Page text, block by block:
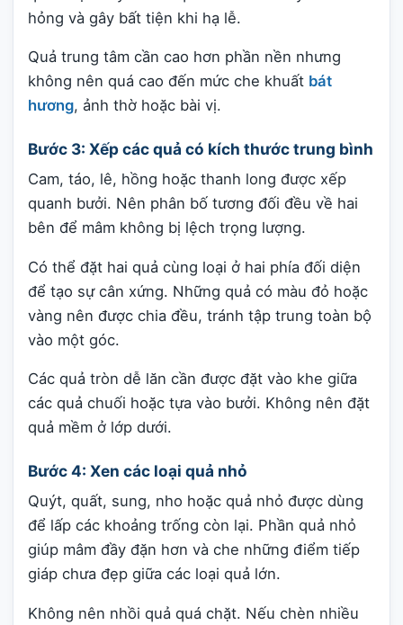
hỏng và gây bất tiện khi hạ lễ.
Quả trung tâm cần cao hơn phần nền nhưng
không nên quá cao đến mức che khuất bát
hương, ảnh thờ hoặc bài vị.
Bước 3: Xếp các quả có kích thước trung bình
Cam, táo, lê, hồng hoặc thanh long được xếp
quanh bưởi. Nên phân bố tương đối đều về hai
bên để mâm không bị lệch trọng lượng.
Có thể đặt hai quả cùng loại ở hai phía đối diện
để tạo sự cân xứng. Những quả có màu đỏ hoặc
vàng nên được chia đều, tránh tập trung toàn bộ
vào một góc.
Các quả tròn dễ lăn cần được đặt vào khe giữa
các quả chuối hoặc tựa vào bưởi. Không nên đặt
quả mềm ở lớp dưới.
Bước 4: Xen các loại quả nhỏ
Quýt, quất, sung, nho hoặc quả nhỏ được dùng
để lấp các khoảng trống còn lại. Phần quả nhỏ
giúp mâm đầy đặn hơn và che những điểm tiếp
giáp chưa đẹp giữa các loại quả lớn.
Không nên nhồi quả quá chặt. Nếu chèn nhiều